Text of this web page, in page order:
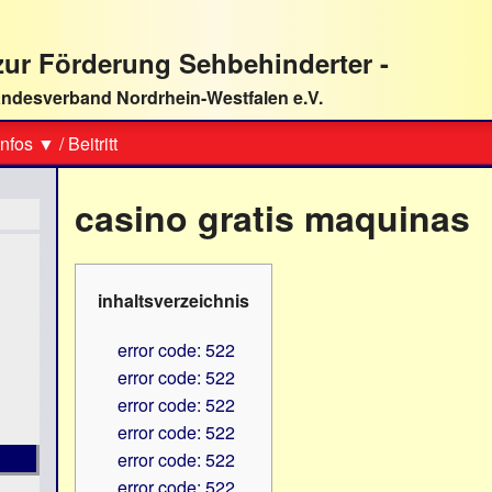
Förderung Sehbehinderter -
Nordrhein-Westfalen e.V.
▼ /Beitritt
casino gratis maquinas
inhaltsverzeichnis
error code: 522
error code: 522
error code: 522
error code: 522
error code: 522